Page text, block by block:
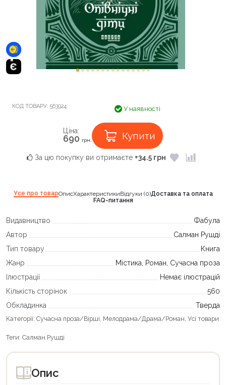
КОД ТОВАРУ: 563924 У наявності
Ціна:
690 грн. Купити
За цю покупку ви отримаєте +34.5 грн
Усе про товарОписХарактеристикиВідгуки (0)Доставка та оплата
FAQ-питання
Видавництво
Фабула
Автор
Салман Рушді
Тип товару
Книга
Жанр
Містика, Роман, Сучасна проза
Ілюстрації
Немає ілюстрацій
Кількість сторінок
560
Обкладинка
Тверда
Категорії: Сучасна проза/Вірші, Мелодрама/Драма/Роман, Усі товари
Теги: Салман Рушді
Опис